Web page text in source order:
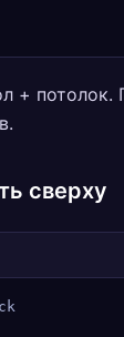
+ потолок.
сверху